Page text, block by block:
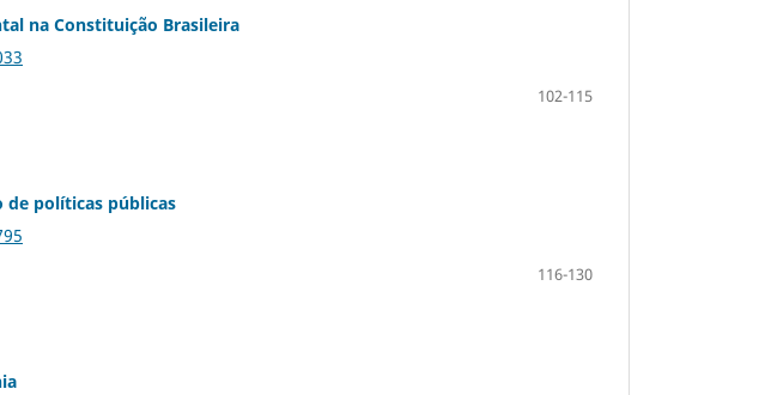
na Constituição Brasileira
102-115
de políticas públicas
116-130